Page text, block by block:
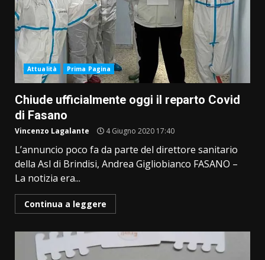
Attualità Prima Pagina
Chiude ufficialmente oggi il reparto Covid
di Fasano
Vincenzo Lagalante 4 Giugno 2020 17:40
L’annuncio poco fa da parte del direttore sanitario
della Asl di Brindisi, Andrea Gigliobianco FASANO –
La notizia era...
Continua a leggere